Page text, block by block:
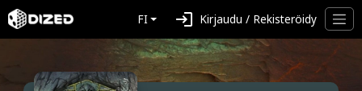
FI login Kirjaudu / Rekisteröidy